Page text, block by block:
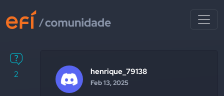
2 henrique_79138
Feb 13, 2025